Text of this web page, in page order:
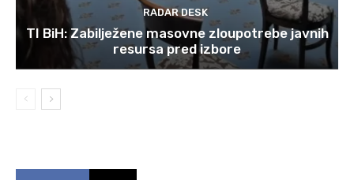
RADAR DESK
TI BiH: Zabilježene masovne zloupotrebe javnih
resursa pred izbore